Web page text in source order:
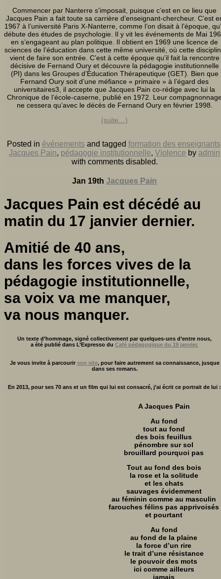
Commencer par Nanterre s’imposait, puisque c’est en ce lieu que
Jacques Pain a fait toute sa carrière d’enseignant-chercheur. C’est
1967 à l’université Paris X-Nanterre, comme l’on disait à l’époque,
débute des études de psychologie. Il y vit les événements de Mai
en s’engageant au plan politique. Il obtient en 1969 une licence de
sciences de l’éducation dans cette même université, où cette
vient de faire son entrée. C’est à cette époque qu’il fait la rencontre
décisive de Fernand Oury et découvre la pédagogie institutionnelle
(PI) dans les Groupes d’Éducation Thérapeutique (GET). Bien que
Fernand Oury soit d’une méfiance « primaire » à l’égard des
universitaires3, il accepte que Jacques Pain co-rédige avec lui la
Chronique de l’école-caserne, publié en 1972. Leur
ne cessera qu’avec le décès de Fernand Oury en février 1998.
(suite…)
Posted in événementsand tagged formation des enseignants
Jacques Pain, pédagogie institutionnelle, Violence by admin
with comments disabled.
Jan 19th Jacques Pain
Jacques Pain est décédé au
matin du 17 janvier dernier.
Amitié de 40 ans,
dans les forces vives de la
pédagogie institutionnelle,
sa voix va me manquer,
va nous manquer.
Un texte d’hommage, signé collectivement par quelques-uns d’entre nous,
a été publié dans L’Expresso du Café pédagogique du 19 janvier.
Je vous invite à parcourir son site, pour faire autrement sa connaissance, jusque
dans ses romans.
En 2013, pour ses 70 ans et un film qui lui est consacré, j’ai écrit ce portrait de lui :
A Jacques Pain
Au fond
tout au fond
des bois feuillus
pénombre sur sol
brouillard pourquoi pas
Tout au fond des bois
la rose et la solitude
et les chats
sauvages évidemment
au féminin comme au masculin
farouches félins pas apprivoisés
et pourtant
Au fond
au fond de la plaine
la force d’un rire
le trait d’une résistance
le pouvoir des mots
ici comme ailleurs
jamais